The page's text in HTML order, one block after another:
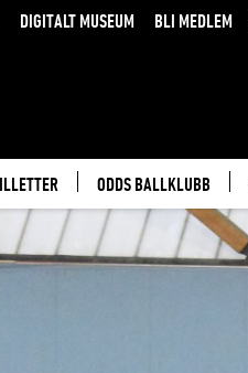
DIGITALT MUSEUM BLI MEDLEM
ODDS BALLKLUBB